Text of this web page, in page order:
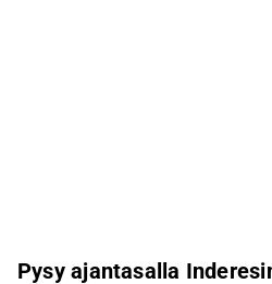
Pysy ajantasalla